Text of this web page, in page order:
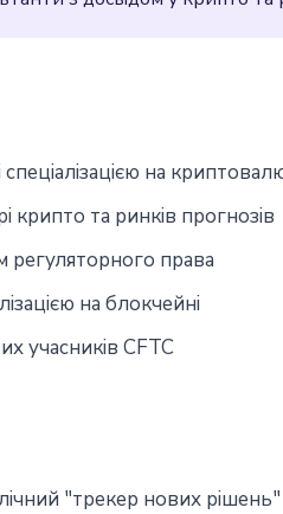
на
та ринків прогнозів
регуляторного права
на блокчейні
учасників CFTC
"трекер нових рішень"